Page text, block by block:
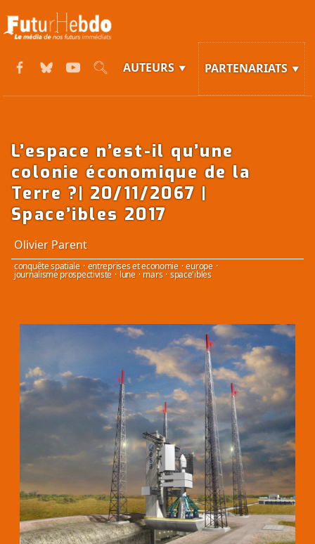
AUTEURS PARTENARIATS
L’espace n’est-il qu’une
colonie économique de la
Terre ?| 20/11/2067 |
Space’ibles 2017
Olivier Parent
conquête spatiale · entreprises et economie · europe ·
journalisme prospectiviste · lune · mars · space'ibles